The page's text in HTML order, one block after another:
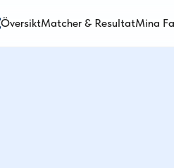
ÖversiktMatcher & ResultatMina